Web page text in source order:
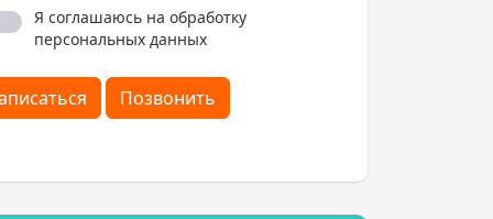
Я соглашаюсь на обработку
персональных данных
Позвонить